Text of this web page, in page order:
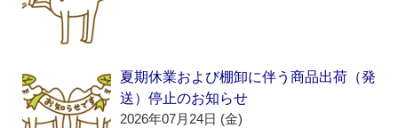
夏期休業および棚卸に伴う商品出荷（発
送）停止のお知らせ
2026年07月24日 (金)